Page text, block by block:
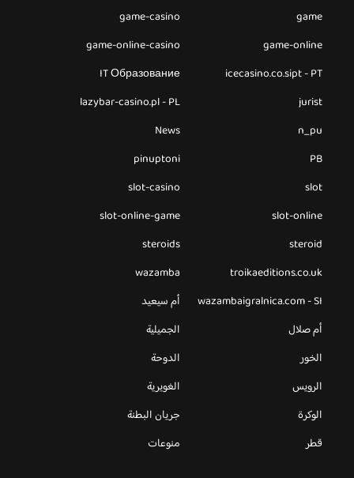
game
game-casino
game-online
game-online-casino
icecasino.co.sipt - PT
IT Образование
jurist
lazybar-casino.pl - PL
n_pu
News
PB
pinuptoni
slot
slot-casino
slot-online
slot-online-game
steroid
steroids
troikaeditions.co.uk
wazamba
wazambaigralnica.com - SI
أم سيعيد
أم صلال
الجميلية
الخور
الدوحة
الرويس
الغويرية
الوكرة
جريان البطنة
قطر
منوعات